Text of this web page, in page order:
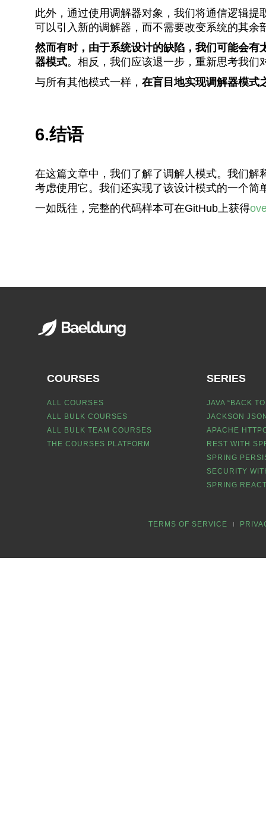
此外，通过使用调解器对象，我们将通信逻辑提
可以引入新的调解器，而不需要改变系统的其余
然而有时，由于系统设计的缺陷，我们可能会
器模式。相反，我们应该退一步，重新思考我们
与所有其他模式一样， 在盲目地实现调解器模式
6.结语
在这篇文章中，我们了解了调解人模式。我们
考虑使用它。我们还实现了该设计模式的一个简
一如既往，完整的代码样本可在GitHub上获得
COURSES
ALL COURSES
ALL BULK COURSES
ALL BULK TEAM COURSES
THE COURSES PLATFORM
SERIES
JAVA “BACK
JACKSON
APACHE
REST WITH
SPRING
SECURITY
SPRING
TERMS OF SERVICE